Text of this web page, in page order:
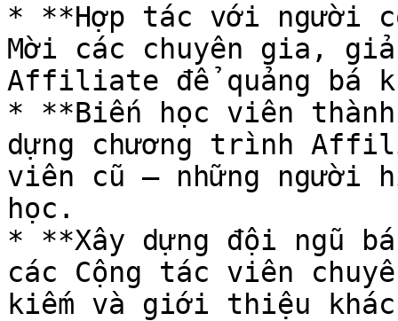
* **Hợp tác với người
Mời các chuyên gia,
Affiliate để quảng bá
* **Biến học viên
dựng chương trình
viên cũ – những
học.
* **Xây dựng đội ngũ
các Cộng tác viên
kiếm và giới thiệu